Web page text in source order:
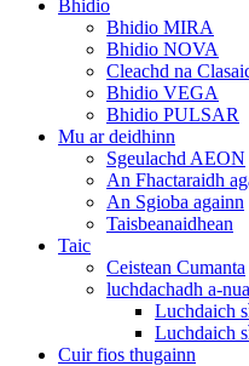
Bhidio
Bhidio MIRA
Bhidio NOVA
Cleachd na
Bhidio VEGA
Bhidio PULSAR
Mu ar deidhinn
Sgeulachd AEON
An Fhactaraidh
An Sgioba againn
Taisbeanaidhean
Taic
Ceistean Cumanta
luchdachadh a-
Luchdaich
Luchdaich
Cuir fios thugainn